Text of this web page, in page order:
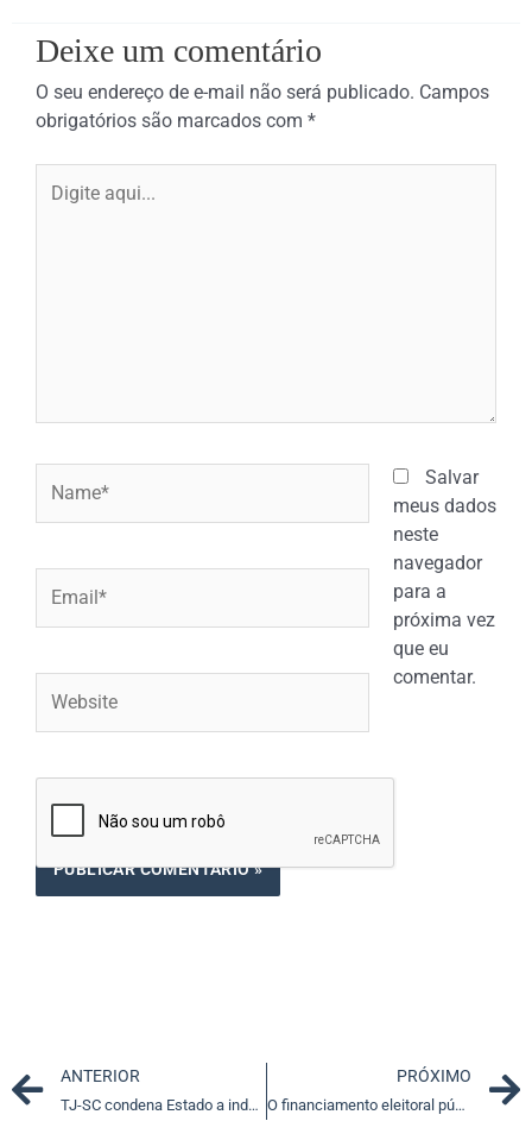
Deixe um comentário
O seu endereço de e-mail não será publicado. Campos
obrigatórios são marcados com *
aqui...
Salvar
meus dados
neste
navegador
para a
próxima vez
que eu
comentar.
Prev
ANTERIOR
TJ-SC condena Estado a indenizar mãe de preso que cometeu suicídio
PRÓXIMO
O financiamento eleitoral público merece respeito